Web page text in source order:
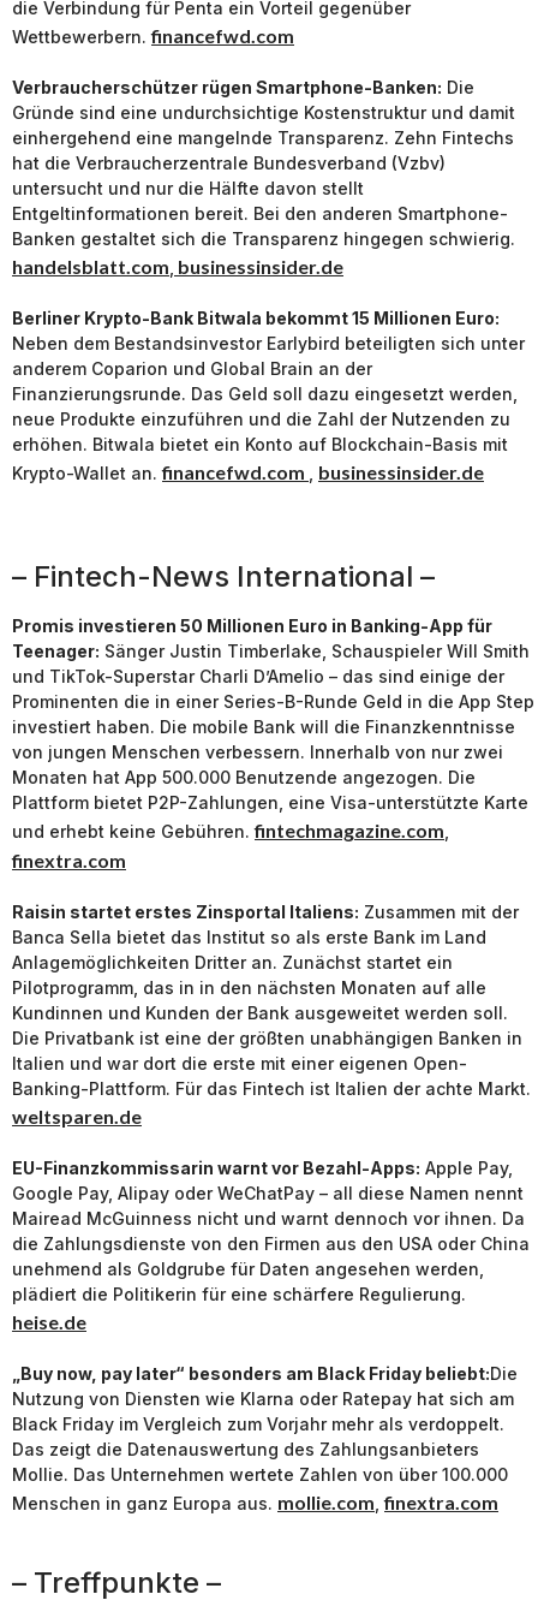
die Verbindung für Penta ein Vorteil gegenüber
Wettbewerbern.financefwd.com
Verbraucherschützer rügen Smartphone-Banken: Die
Gründe sind eine undurchsichtige Kostenstruktur und damit
einhergehend eine mangelnde Transparenz. Zehn Fintechs
hat die Verbraucherzentrale Bundesverband (Vzbv)
untersucht und nur die Hälfte davon stellt
Entgeltinformationen bereit. Bei den anderen Smartphone-
Banken gestaltet sich die Transparenz hingegen schwierig.
handelsblatt.com businessinsider.de
Berliner Krypto-Bank Bitwala bekommt 15 Millionen Euro:
Neben dem Bestandsinvestor Earlybird beteiligten sich unter
anderem Coparion und Global Brain an der
Finanzierungsrunde. Das Geld soll dazu eingesetzt werden,
neue Produkte einzuführen und die Zahl der Nutzenden zu
erhöhen. Bitwala bietet ein Konto auf Blockchain-Basis mit
Krypto-Wallet an.financefwd.com businessinsider.de
– Fintech-News International –
Promis investieren 50 Millionen Euro in Banking-App für
Teenager: Sänger Justin Timberlake, Schauspieler Will Smith
und TikTok-Superstar Charli D’Amelio – das sind einige der
Prominenten die in einer Series-B-Runde Geld in die App Step
investiert haben. Die mobile Bank will die Finanzkenntnisse
von jungen Menschen verbessern. Innerhalb von nur zwei
Monaten hat App 500.000 Benutzende angezogen. Die
Plattform bietet P2P-Zahlungen, eine Visa-unterstützte Karte
und erhebt keine Gebühren.fintechmagazine.com
finextra.com
Raisin startet erstes Zinsportal Italiens: Zusammen mit der
Banca Sella bietet das Institut so als erste Bank im Land
Anlagemöglichkeiten Dritter an. Zunächst startet ein
Pilotprogramm, das in in den nächsten Monaten auf alle
Kundinnen und Kunden der Bank ausgeweitet werden soll.
Die Privatbank ist eine der größten unabhängigen Banken in
Italien und war dort die erste mit einer eigenen Open-
Banking-Plattform. Für das Fintech ist Italien der achte Markt.
weltsparen.de
EU-Finanzkommissarin warnt vor Bezahl-Apps: Apple Pay,
Google Pay, Alipay oder WeChatPay – all diese Namen nennt
Mairead McGuinness nicht und warnt dennoch vor ihnen. Da
die Zahlungsdienste von den Firmen aus den USA oder China
unehmend als Goldgrube für Daten angesehen werden,
plädiert die Politikerin für eine schärfere Regulierung.
heise.de
„Buy now, pay later“ besonders am Black Friday beliebt:Die
Nutzung von Diensten wie Klarna oder Ratepay hat sich am
Black Friday im Vergleich zum Vorjahr mehr als verdoppelt.
Das zeigt die Datenauswertung des Zahlungsanbieters
Mollie. Das Unternehmen wertete Zahlen von über 100.000
Menschen in ganz Europa aus. mollie.com ,finextra.com
– Treffpunkte –